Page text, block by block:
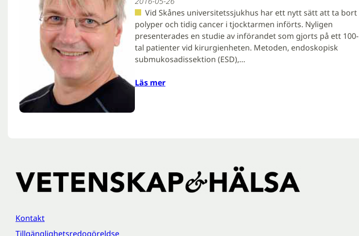
Vid Skånes universitetssjukhus har ett nytt sätt att ta bort
polyper och tidig cancer i tjocktarmen införts. Nyligen
presenterades en studie av införandet som gjorts på ett 100-
tal patienter vid kirurgienheten. Metoden, endoskopisk
submukosadissektion (ESD),…
Läs mer
Kontakt
Tillgänglighetsredogöreldse